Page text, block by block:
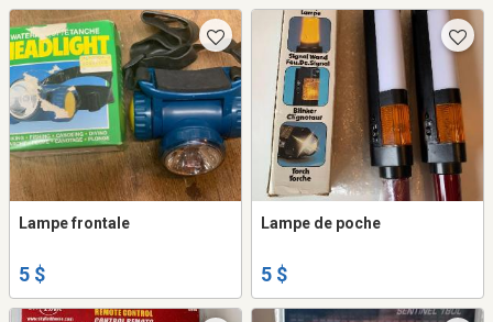
Lampe frontale
5 $
Lampe de poche
5 $